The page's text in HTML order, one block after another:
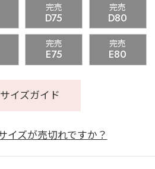
完売
D75
完売
D80
完売
E75
完売
E80
サイズガイド
イズが売切れですか？